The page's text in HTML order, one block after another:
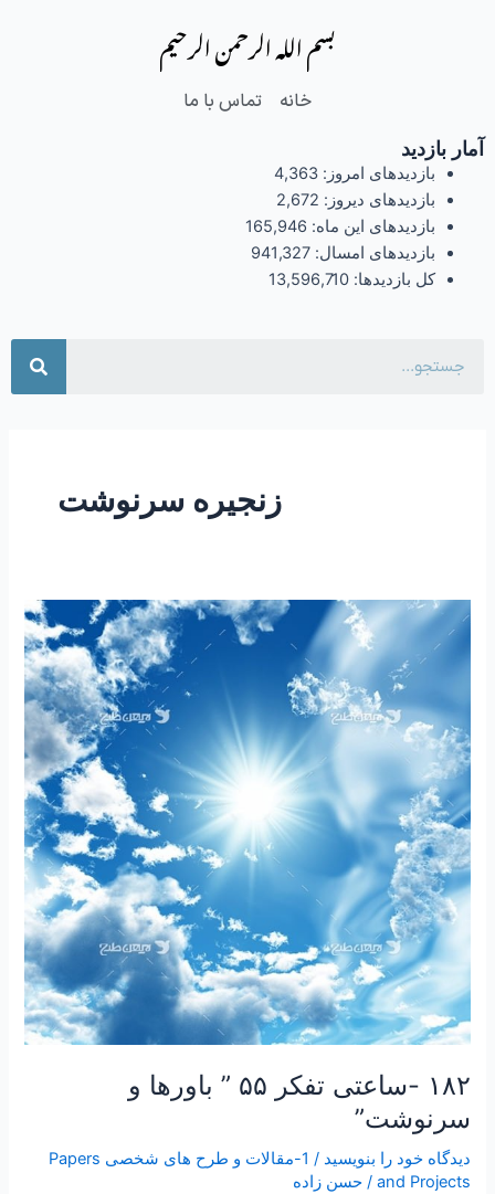
بسم الله الرحمن الرحیم
خانه تماس با ما
آمار بازدید
بازدیدهای امروز: 4,363
بازدیدهای دیروز: 2,672
بازدیدهای این ماه: 165,946
بازدیدهای امسال: 941,327
کل بازدیدها: 13,596,710
زنجیره سرنوشت
۱۸۲ -ساعتی تفکر ۵۵ ” باورها و
سرنوشت”
دیدگاه‌ خود را بنویسید /
1-مقالات و طرح های شخصی Papers
and Projects
/حسن زاده
۱۸۲
-ساعتی
تفکر
باورها
و
سرنوشت”